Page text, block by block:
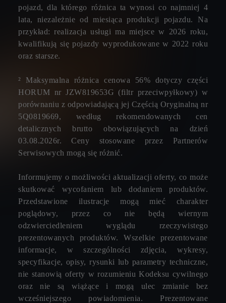
pojazd, dla którego różnica ta wynosi co najmniej 4
lata, niezależnie od miesiąca produkcji pojazdu. Na
przykład: realizacja usługi ma miejsce w 2026 roku,
kwalifikują się pojazdy wyprodukowane w 2022 roku
oraz starsze.
² Maksymalna różnica cenowa 56% dotyczy części
HORUM nr JZW819653G (filtr przeciwpyłkowy) w
porównaniu z odpowiadającą jej Częścią Oryginalną nr
5Q0819669, według rekomendowanych cen
detalicznych brutto obowiązujących na dzień
03.08.2026r. Ceny stosowane przez Partnerów
Serwisowych mogą się różnić.
Informujemy o możliwości aktualizacji oferty, co może
skutkować wycofaniem lub dodaniem produktów.
Przedstawione ilustracje mogą mieć charakter
poglądowy, przez co nie będą wiernym
odzwierciedleniem wyglądu rzeczywistego
prezentowanych produktów. Wszelkie prezentowane
informacje, w szczególności zdjęcia, wykresy,
specyfikacje, opisy, rysunki lub parametry techniczne,
nie stanowią oferty w rozumieniu Kodeksu cywilnego
oraz nie są wiążące i mogą ulec zmianie bez
wcześniejszego powiadomienia. Prezentowane